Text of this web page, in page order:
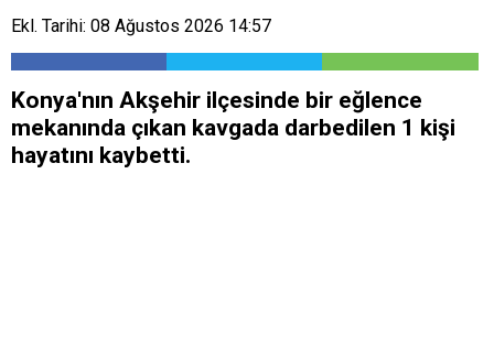
Ekl. Tarihi: 08 Ağustos 2026 14:57
Konya'nın Akşehir ilçesinde bir eğlence
mekanında çıkan kavgada darbedilen 1 kişi
hayatını kaybetti.